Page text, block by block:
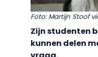
Foto: Martijn Stoof
Zijn studenten
kunnen delen